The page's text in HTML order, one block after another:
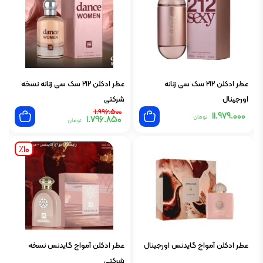
عطر ادکلن ۲۱۲ سک سی زنانه
اورجینال
11.979.000 تومان
عطر ادکلن ۲۱۲ سک سی زنانه نسخه
شرکتی
1.996.500
قیمت
اصلی:
بود.
1.796.850 تومان
قیمت
فعلی:
عطر ادکلن آمواج گایدنس اورجینال
٪10
عطر ادکلن آمواج گایدنس نسخه